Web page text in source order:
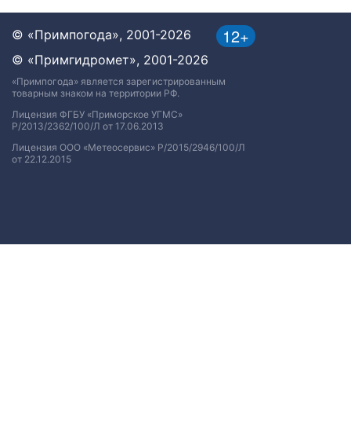
12+
© «Примпогода», 2001-2026
© «Примгидромет», 2001-2026
«Примпогода» является зарегистрированным
товарным знаком на территории РФ.
Лицензия ФГБУ «Приморское УГМС»
Р/2013/2362/100/Л от 17.06.2013
Лицензия ООО «Метеосервис» Р/2015/2946/100/Л
от 22.12.2015